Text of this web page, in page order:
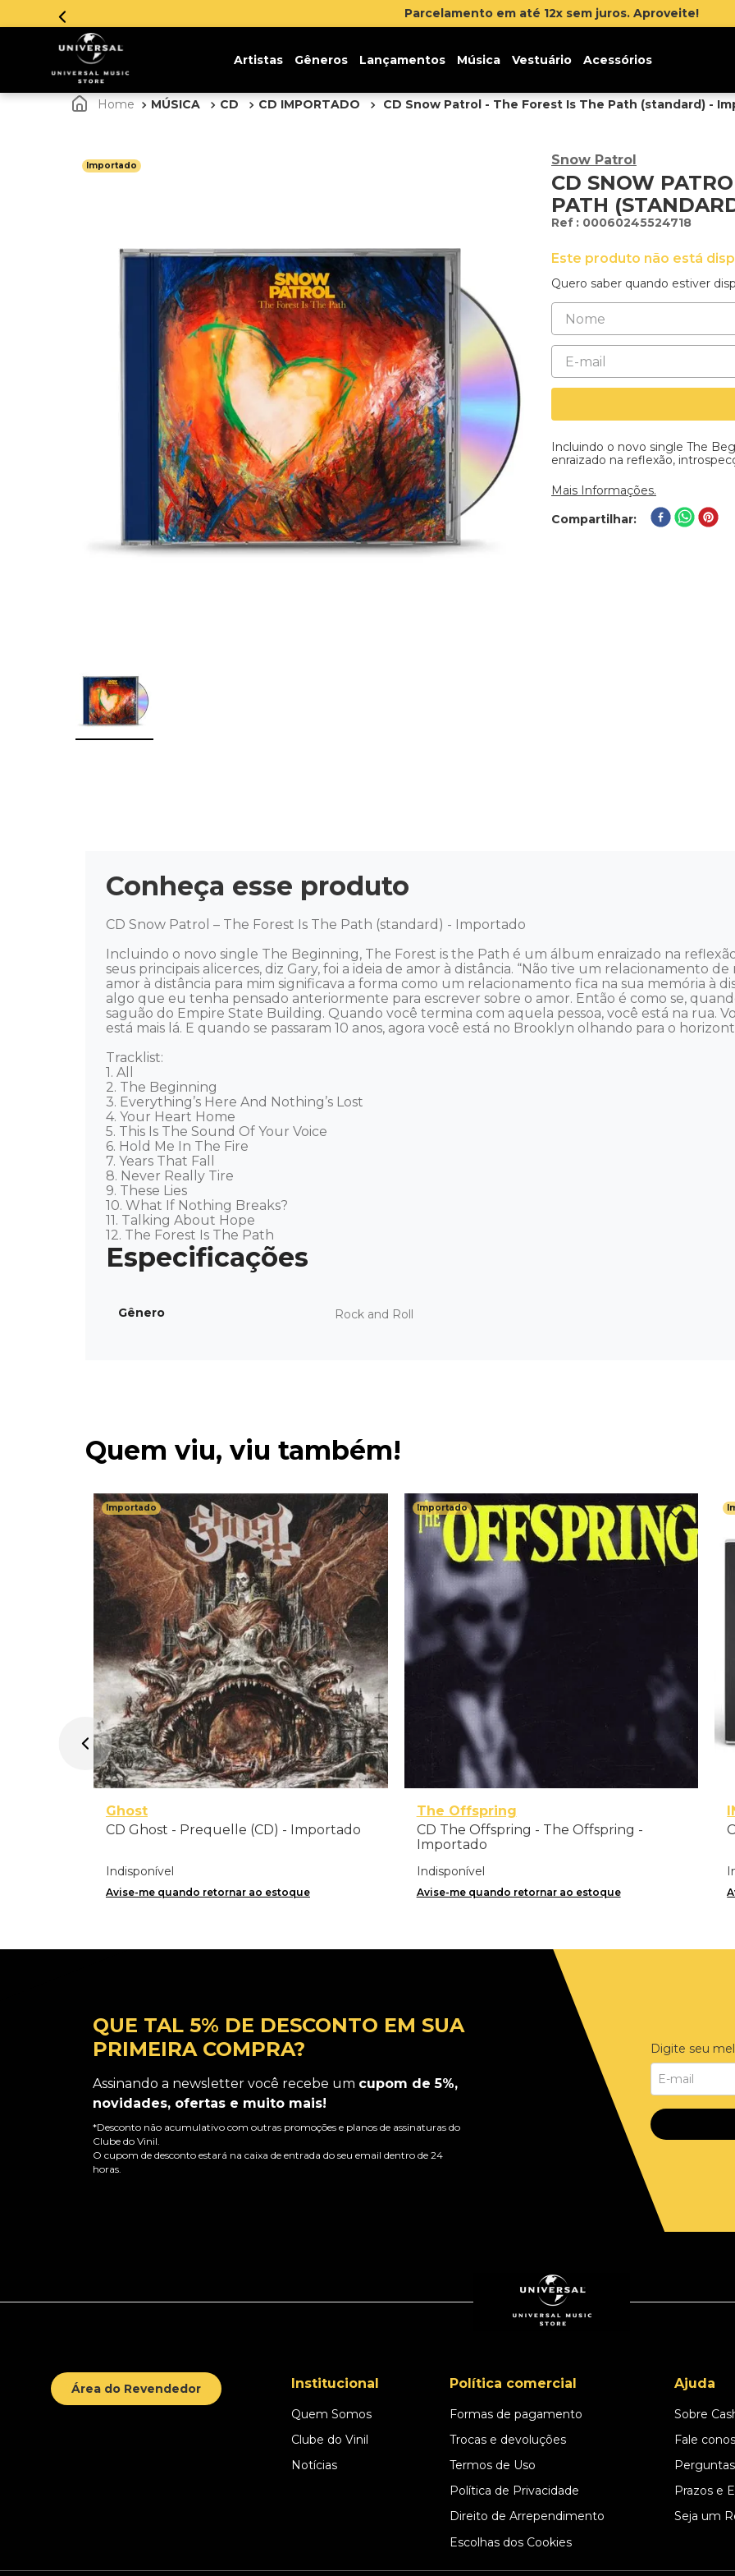
Parcelamento em até 12x sem juros. Aproveite!
Artistas Gêneros Lançamentos Música Vestuário Acessórios
MÚSICA CD CD IMPORTADO CD Snow Patrol - The Forest Is The Path (standard) -
Importado Snow Patrol
CD SNOW
PATH
: 00060245524718
Este produto não está
Quero saber quando estiver
Incluindo o novo single The
enraizado na reflexão,
Mais Informações.
Compartilhar
Conheça esse produto
CD Snow Patrol – The Forest Is The Path (standard) - Importado
Incluindo o novo single The Beginning, The Forest is the Path é um álbum enraizado na
seus principais alicerces, diz Gary, foi a ideia de amor à distância. “Não tive um relacionamento
amor à distância para mim significava a forma como um relacionamento fica na sua memória à
algo que eu tenha pensado anteriormente para escrever sobre o amor. Então é como se,
saguão do Empire State Building. Quando você termina com aquela pessoa, você está na rua.
está mais lá. E quando se passaram 10 anos, agora você está no Brooklyn olhando para o
Tracklist:
1. All
2. The Beginning
3. Everything’s Here And Nothing’s Lost
4. Your Heart Home
5. This Is The Sound Of Your Voice
6. Hold Me In The Fire
7. Years That Fall
8. Never Really Tire
9. These Lies
10. What If Nothing Breaks?
11. Talking About Hope
12. The Forest Is The Path
Gênero Rock and Roll
Quem viu, viu também!
Importado
Ghost
CD Ghost - Prequelle (CD) - Importado
Indisponível
Avise-me quando retornar ao estoque
Importado
The Offspring
CD The Offspring - The Offspring -
Importado
Indisponível
Avise-me quando retornar ao estoque
QUE TAL 5% DE DESCONTO EM SUA
PRIMEIRA COMPRA?
Assinando a newsletter você recebe um cupom de 5%,
novidades, ofertas e muito mais!
*Desconto não acumulativo com outras promoções e planos de assinaturas do
Clube do Vinil.
O cupom de desconto estará na caixa de entrada do seu email dentro de 24
horas.
Digite seu
Área do Revendedor Institucional
Quem Somos
Clube do Vinil
Notícias
Política comercial
Formas de pagamento
Trocas e devoluções
Termos de Uso
Política de Privacidade
Direito de Arrependimento
Escolhas dos Cookies
Ajuda
Sobre
Fale
Prazos e
Seja um